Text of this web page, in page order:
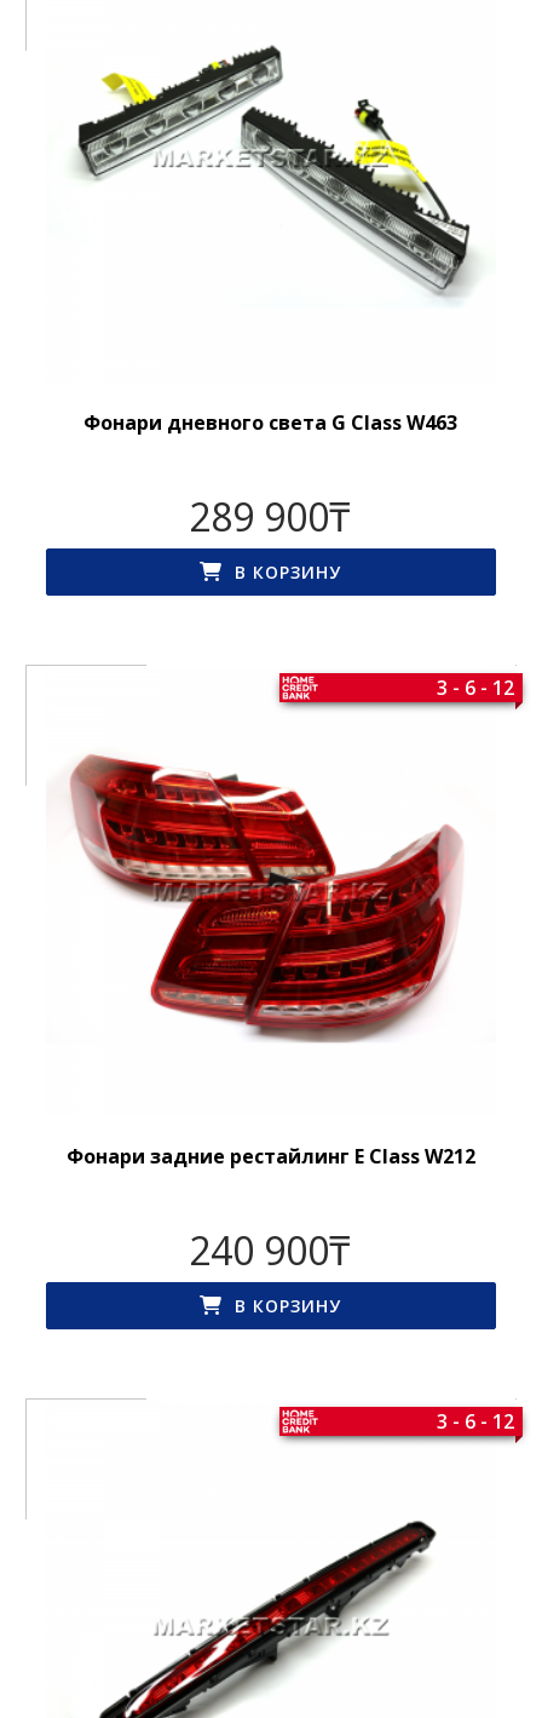
Фонари дневного света G Class W463
289 900₸
В КОРЗИНУ
Фонари задние рестайлинг E Class W212
3 - 6 - 12
240 900₸
В КОРЗИНУ
3 - 6 - 12